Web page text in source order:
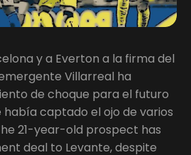
y a Everton a la firma del
Villarreal ha
de choque para el futuro
había captado el ojo de varios
21-year-old prospect has
deal to Levante, despite